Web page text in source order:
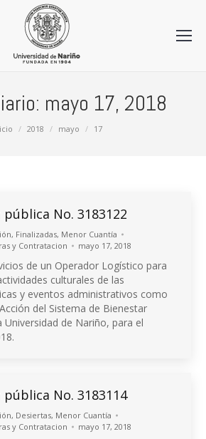
mayo 17, 2018
2018 mayo 17
No. 3183122
, Finalizadas, Menor Cuantía
y Contratacion mayo 17, 2018
de un Operador Logístico para
culturales de las
y eventos administrativos como
del Sistema de Bienestar
Universidad de Nariño, para el
No. 3183114
, Desiertas, Menor Cuantía
y Contratacion mayo 17, 2018